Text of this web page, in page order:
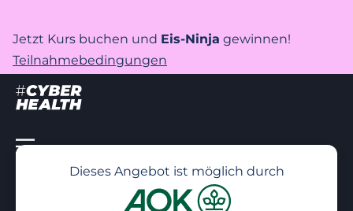
Jetzt Kurs buchen und Eis-Ninja gewinnen!
Teilnahmebedingungen
Dieses Angebot ist möglich durch